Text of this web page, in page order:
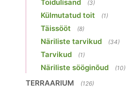
Toidulisand (3)
Külmutatud toit (1)
Täissööt (8)
Näriliste tarvikud (34)
Tarvikud (1)
Näriliste sööginõud (10)
TERRAARIUM (126)